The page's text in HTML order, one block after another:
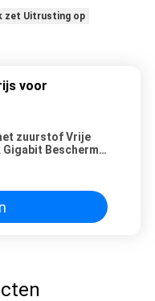
zet Uitrusting op
voor
zuurstof Vrije
Beschermde